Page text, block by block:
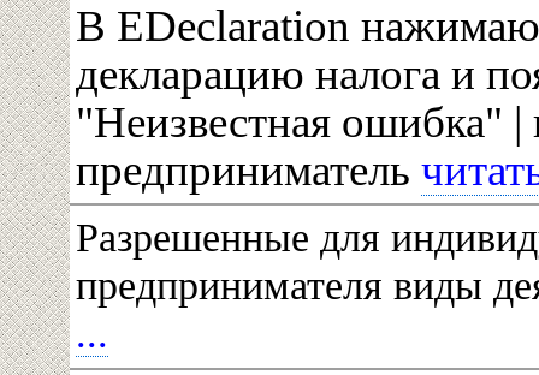
В EDeclaration нажимаю
декларацию налога и
"Неизвестная ошибка"
предприниматель
Разрешенные для
предпринимателя виды
...